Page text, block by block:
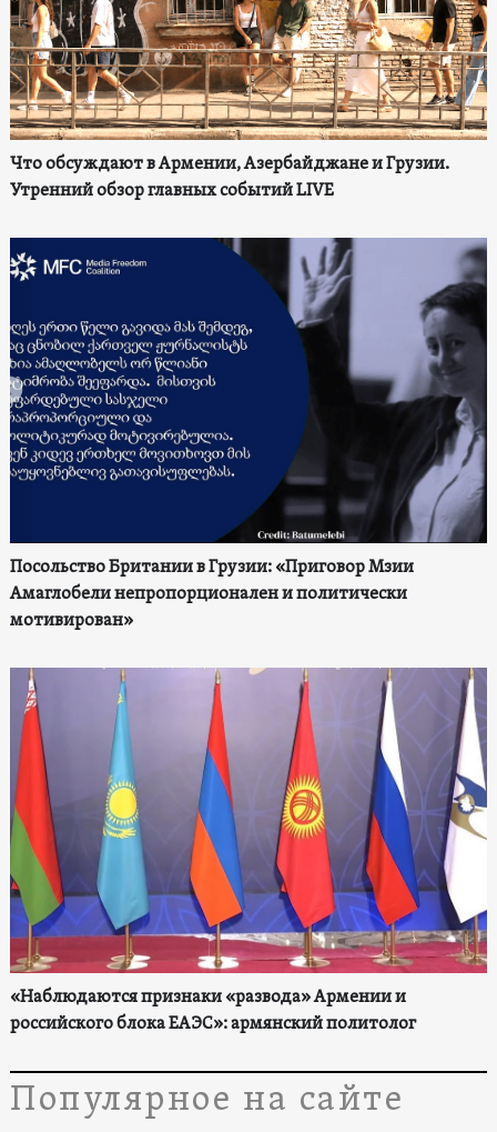
Что обсуждают в Армении, Азербайджане и Грузии.
Утренний обзор главных событий LIVE
Посольство Британии в Грузии: «Приговор Мзии
Амаглобели непропорционален и политически
мотивирован»
«Наблюдаются признаки «развода» Армении и
российского блока ЕАЭС»: армянский политолог
Популярное на сайте